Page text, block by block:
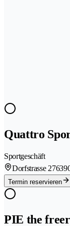
Quattro
Sportgeschäft
Dorfstrasse 27
Termin reservieren
PIE the